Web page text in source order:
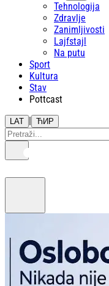
Tehnologija
Zdravlje
Zanimljivosti
Lajfstajl
Na putu
Sport
Kultura
Stav
Pottcast
LAT | ЋИР